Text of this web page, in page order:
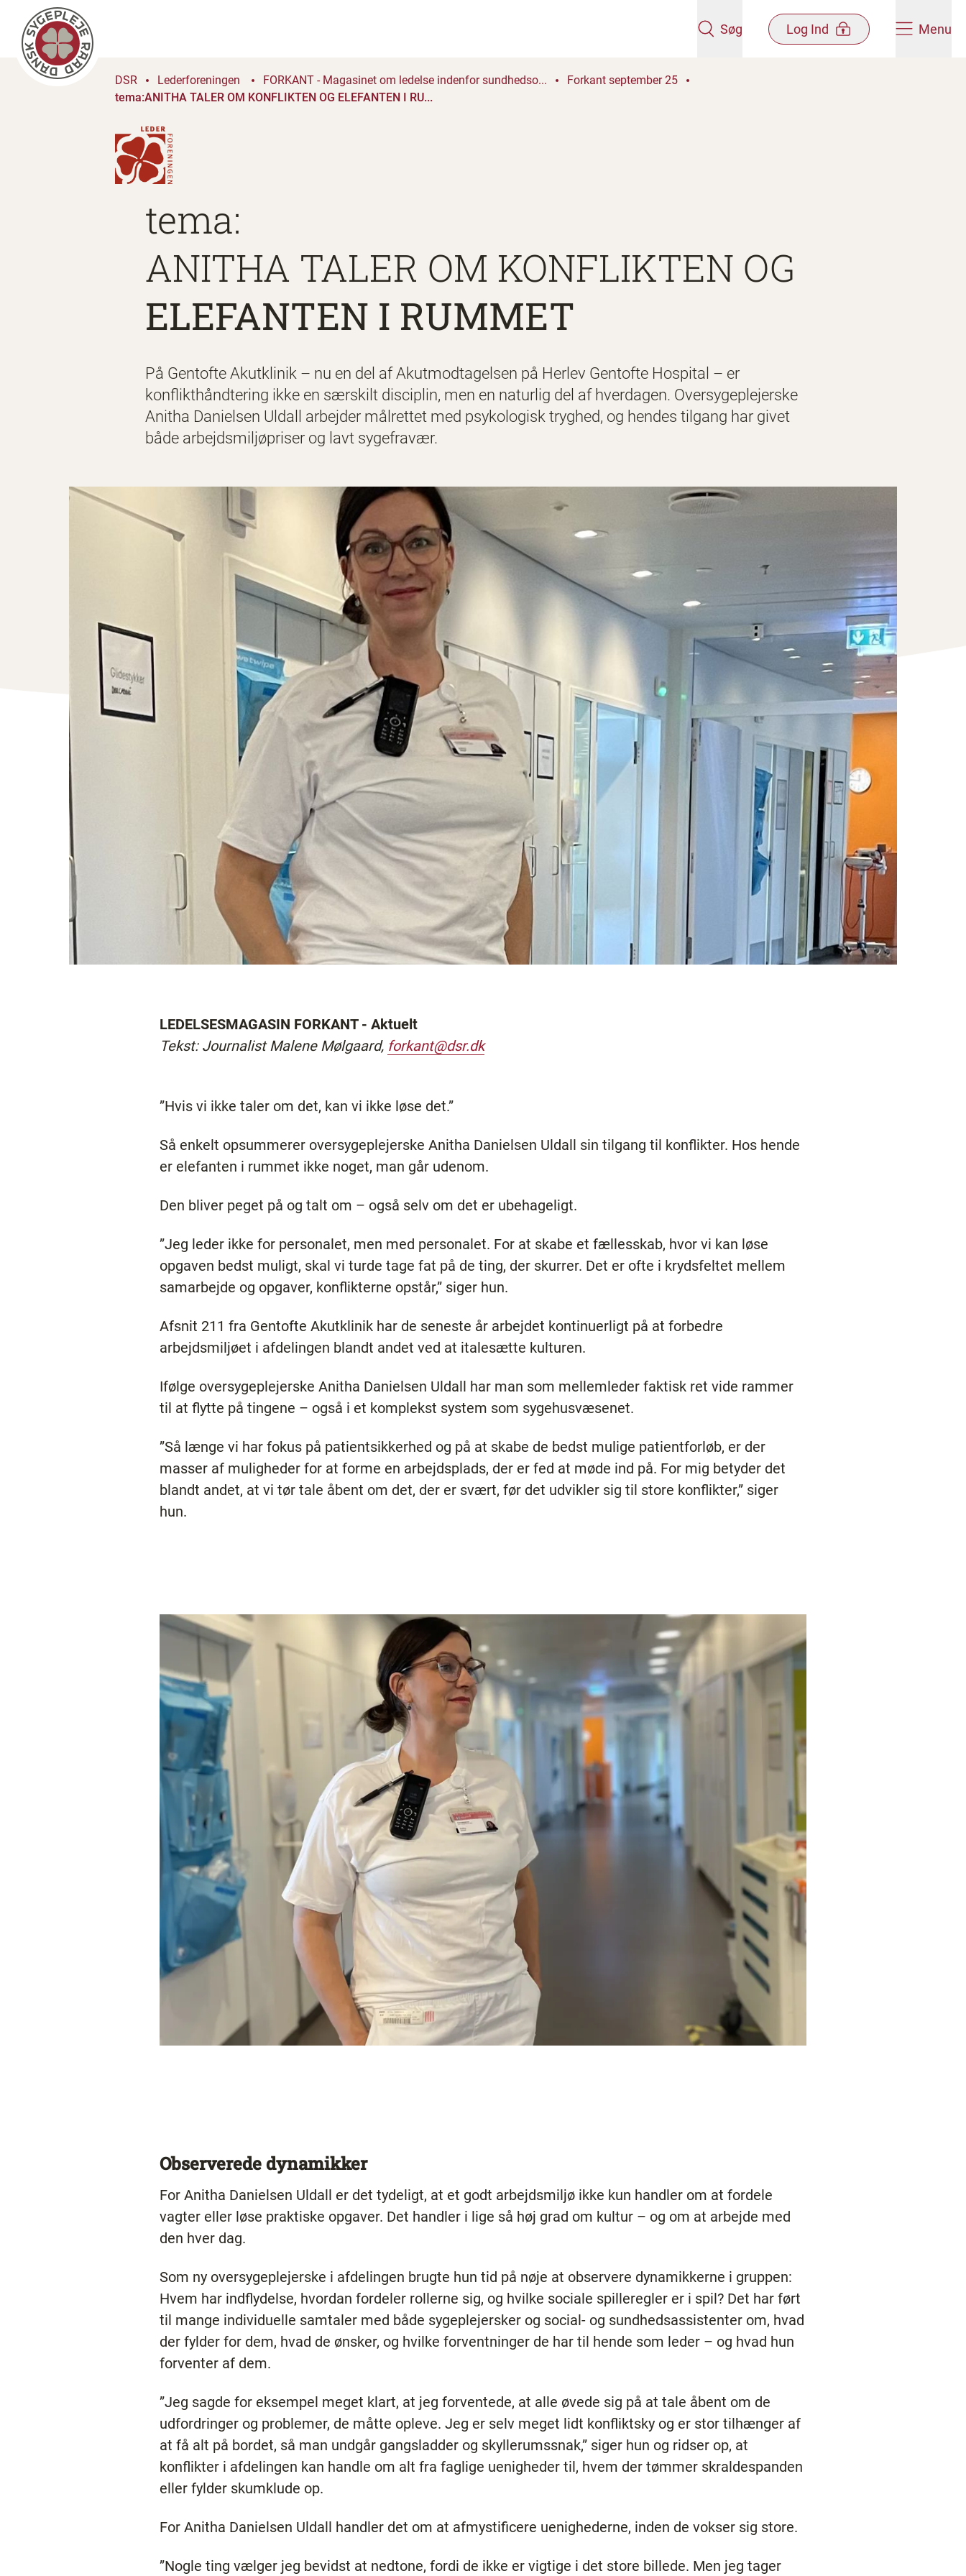
Søg Log Ind Menu
DSR Lederforeningen FORKANT - Magasinet om ledelse indenfor sundhedso...
Forkant september 25
tema:ANITHA TALER OM KONFLIKTEN OG ELEFANTEN I RU...
tema:
ANITHA TALER OM KONFLIKTEN OG
ELEFANTEN I RUMMET
På Gentofte Akutklinik – nu en del af Akutmodtagelsen på Herlev Gentofte Hospital – er
konflikthåndtering ikke en særskilt disciplin, men en naturlig del af hverdagen. Oversygeplejerske
Anitha Danielsen Uldall arbejder målrettet med psykologisk tryghed, og hendes tilgang har givet
både arbejdsmiljøpriser og lavt sygefravær.
LEDELSESMAGASIN FORKANT - Aktuelt
Tekst: Journalist Malene Mølgaard, forkant@dsr.dk
”Hvis vi ikke taler om det, kan vi ikke løse det.”
Så enkelt opsummerer oversygeplejerske Anitha Danielsen Uldall sin tilgang til konflikter. Hos hende
er elefanten i rummet ikke noget, man går udenom.
Den bliver peget på og talt om – også selv om det er ubehageligt.
”Jeg leder ikke for personalet, men med personalet. For at skabe et fællesskab, hvor vi kan løse
opgaven bedst muligt, skal vi turde tage fat på de ting, der skurrer. Det er ofte i krydsfeltet mellem
samarbejde og opgaver, konflikterne opstår,” siger hun.
Afsnit 211 fra Gentofte Akutklinik har de seneste år arbejdet kontinuerligt på at forbedre
arbejdsmiljøet i afdelingen blandt andet ved at italesætte kulturen.
Ifølge oversygeplejerske Anitha Danielsen Uldall har man som mellemleder faktisk ret vide rammer
til at flytte på tingene – også i et komplekst system som sygehusvæsenet.
”Så længe vi har fokus på patientsikkerhed og på at skabe de bedst mulige patientforløb, er der
masser af muligheder for at forme en arbejdsplads, der er fed at møde ind på. For mig betyder det
blandt andet, at vi tør tale åbent om det, der er svært, før det udvikler sig til store konflikter,” siger
hun.
Observerede dynamikker
For Anitha Danielsen Uldall er det tydeligt, at et godt arbejdsmiljø ikke kun handler om at fordele
vagter eller løse praktiske opgaver. Det handler i lige så høj grad om kultur – og om at arbejde med
den hver dag.
Som ny oversygeplejerske i afdelingen brugte hun tid på nøje at observere dynamikkerne i gruppen:
Hvem har indflydelse, hvordan fordeler rollerne sig, og hvilke sociale spilleregler er i spil? Det har ført
til mange individuelle samtaler med både sygeplejersker og social- og sundhedsassistenter om, hvad
der fylder for dem, hvad de ønsker, og hvilke forventninger de har til hende som leder – og hvad hun
forventer af dem.
”Jeg sagde for eksempel meget klart, at jeg forventede, at alle øvede sig på at tale åbent om de
udfordringer og problemer, de måtte opleve. Jeg er selv meget lidt konfliktsky og er stor tilhænger af
at få alt på bordet, så man undgår gangsladder og skyllerumssnak,” siger hun og ridser op, at
konflikter i afdelingen kan handle om alt fra faglige uenigheder til, hvem der tømmer skraldespanden
eller fylder skumklude op.
For Anitha Danielsen Uldall handler det om at afmystificere uenighederne, inden de vokser sig store.
”Nogle ting vælger jeg bevidst at nedtone, fordi de ikke er vigtige i det store billede. Men jeg tager